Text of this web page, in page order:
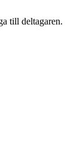
till deltagaren.